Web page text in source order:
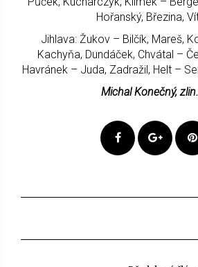
Hořanský, Březina,
Jihlava: Žukov – Bilčík, Mareš,
Kachyňa, Dundáček, Chvátal –
Havránek – Juda, Zadražil, Helt –
Michal Konečný,